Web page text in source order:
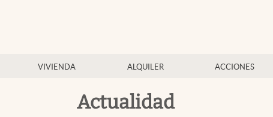
VIVIENDA ALQUILER ACCIONES
Actualidad